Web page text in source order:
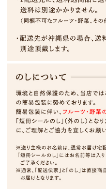
ネクタリンが最高に美味しい
い。
-- 食べ方いろいろ
冷やしすぎると甘みが減って
やして丸かじりで召し上がり下
そのままで食べる他、果肉が
やジャムにするのもおすすめ
また、ぶつ切りにしてジップ
ージーの材料としても最適で
実の筋に沿って、包丁で種の
で、種の中心からきれいに半分